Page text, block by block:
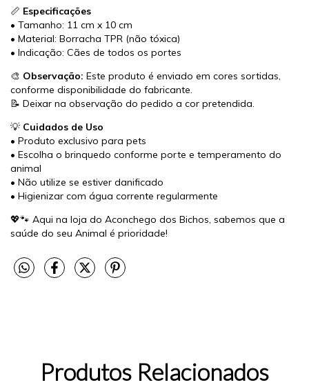
📏 Especificações
• Tamanho: 11 cm x 10 cm
• Material: Borracha TPR (não tóxica)
• Indicação: Cães de todos os portes
🎨 Observação: Este produto é enviado em cores sortidas,
conforme disponibilidade do fabricante.
📝 Deixar na observação do pedido a cor pretendida.
💡 Cuidados de Uso
• Produto exclusivo para pets
• Escolha o brinquedo conforme porte e temperamento do
animal
• Não utilize se estiver danificado
• Higienizar com água corrente regularmente
💖🐾 Aqui na loja do Aconchego dos Bichos, sabemos que a
saúde do seu Animal é prioridade!
Produtos Relacionados